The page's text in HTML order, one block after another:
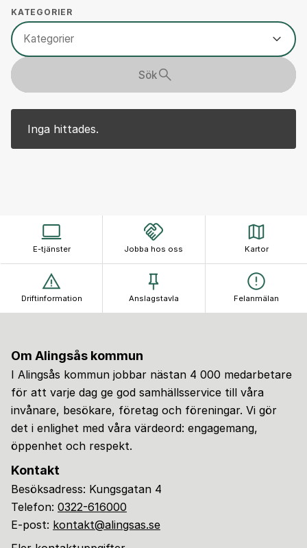
KATEGORIER
Kategorier
Sök
Inga hittades.
E-tjänster Jobba hos oss Kartor
Driftinformation Anslagstavla Felanmälan
Om Alingsås kommun
I Alingsås kommun jobbar nästan 4 000 medarbetare
för att varje dag ge god samhällsservice till våra
invånare, besökare, företag och föreningar. Vi gör
det i enlighet med våra värdeord: engagemang,
öppenhet och respekt.
Kontakt
Besöksadress: Kungsgatan 4
Telefon: 0322-616000
E-post: kontakt@alingsas.se